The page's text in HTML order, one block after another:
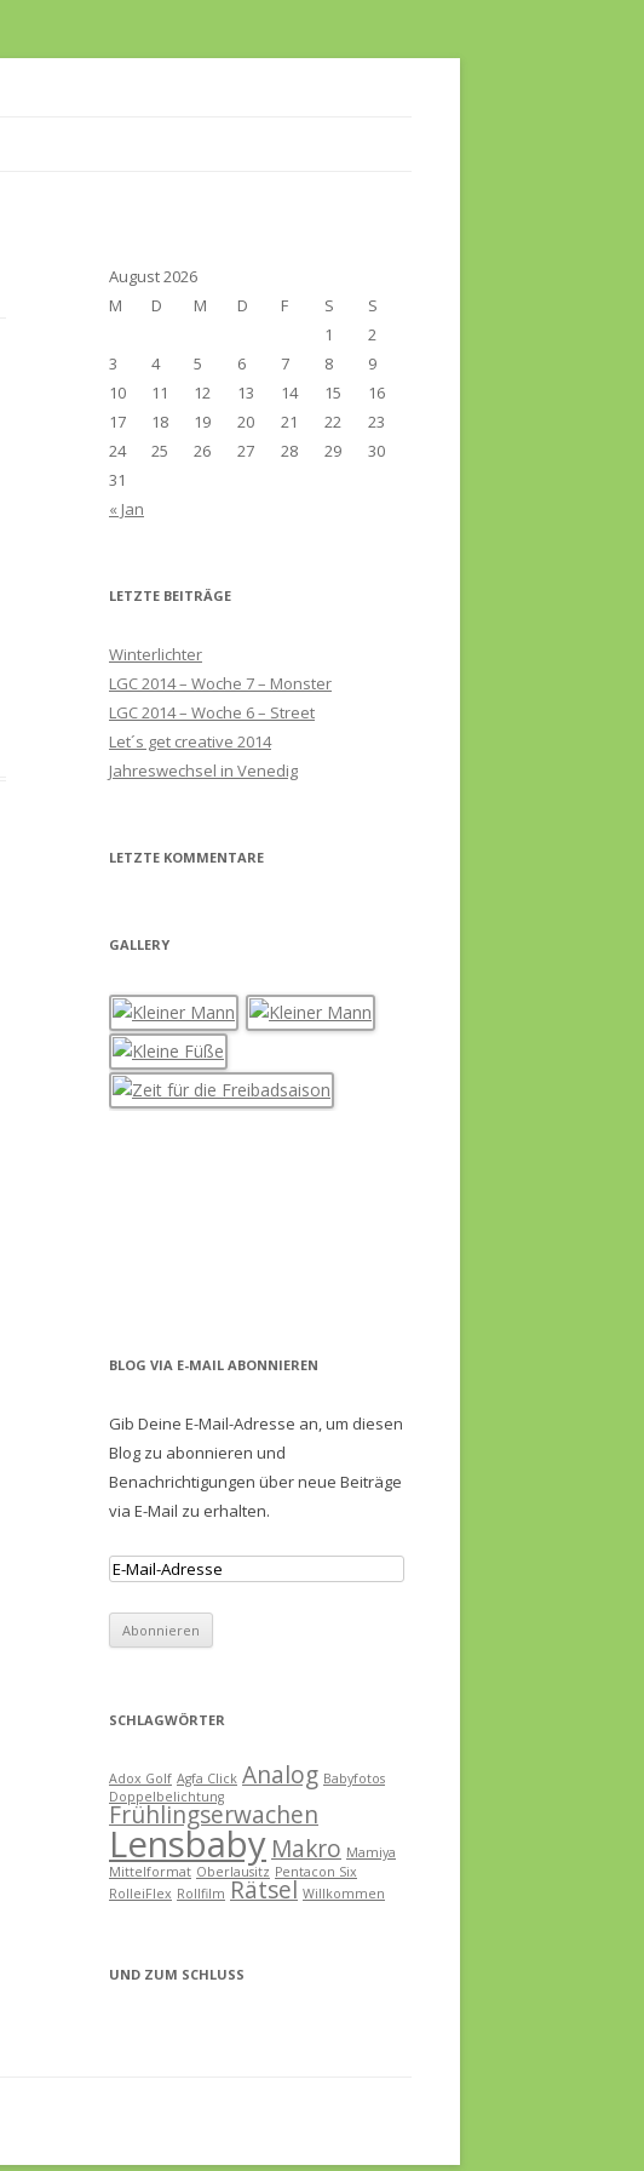
August 2026
M
D M D F S S
« Jan
1
2
3
4 5 6 7 8
9
10
11 12 13 14 15
16
17
18 19 20 21 22
23
24
25 26 27 28 29
30
31
LETZTE BEITRÄGE
Winterlichter
LGC 2014 – Woche 7 – Monster
LGC 2014 – Woche 6 – Street
Let´s get creative 2014
Jahreswechsel in Venedig
LETZTE KOMMENTARE
GALLERY
BLOG VIA E-MAIL ABONNIEREN
Gib Deine E-Mail-Adresse an, um diesen
Blog zu abonnieren und
Benachrichtigungen über neue Beiträge
via E-Mail zu erhalten.
SCHLAGWÖRTER
Adox Golf Agfa Click Analog Babyfotos
Doppelbelichtung
Frühlingserwachen
Lensbaby Makro Mamiya
Mittelformat Oberlausitz Pentacon Six
RolleiFlex Rollfilm Rätsel Willkommen
UND ZUM SCHLUSS